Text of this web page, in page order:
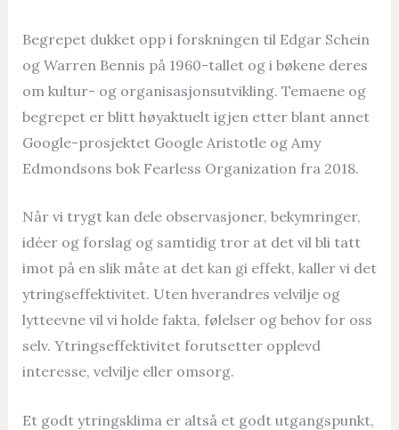
Begrepet dukket opp i forskningen til Edgar Schein
og Warren Bennis på 1960-tallet og i bøkene deres
om kultur- og organisasjonsutvikling. Temaene og
begrepet er blitt høyaktuelt igjen etter blant annet
Google-prosjektet Google Aristotle og Amy
Edmondsons bok Fearless Organization fra 2018.
Når vi trygt kan dele observasjoner, bekymringer,
idéer og forslag og samtidig tror at det vil bli tatt
imot på en slik måte at det kan gi effekt, kaller vi det
ytringseffektivitet. Uten hverandres velvilje og
lytteevne vil vi holde fakta, følelser og behov for oss
selv. Ytringseffektivitet forutsetter opplevd
interesse, velvilje eller omsorg.
Et godt ytringsklima er altså et godt utgangspunkt,